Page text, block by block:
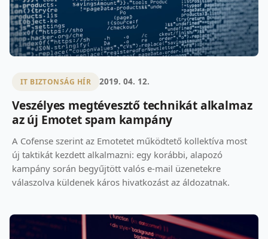
IT BIZTONSÁG HÍR 2019. 04. 12.
Veszélyes megtévesztő technikát alkalmaz
az új Emotet spam kampány
A Cofense szerint az Emotetet működtető kollektíva most
új taktikát kezdett alkalmazni: egy korábbi, alapozó
kampány során begyűjtött valós e-mail üzenetekre
válaszolva küldenek káros hivatkozást az áldozatnak.